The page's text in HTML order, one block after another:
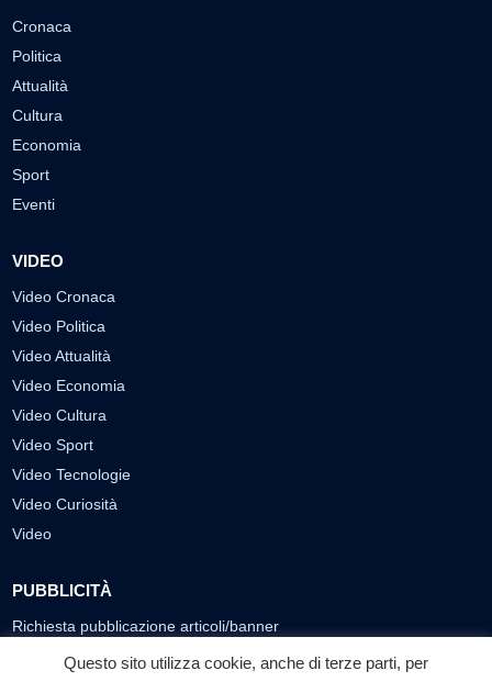
Cronaca
Politica
Attualità
Cultura
Economia
Sport
Eventi
VIDEO
Video Cronaca
Video Politica
Video Attualità
Video Economia
Video Cultura
Video Sport
Video Tecnologie
Video Curiosità
Video
PUBBLICITÀ
Richiesta pubblicazione articoli/banner
SEGUICI SUI SOCIAL
Questo sito utilizza cookie, anche di terze parti, per